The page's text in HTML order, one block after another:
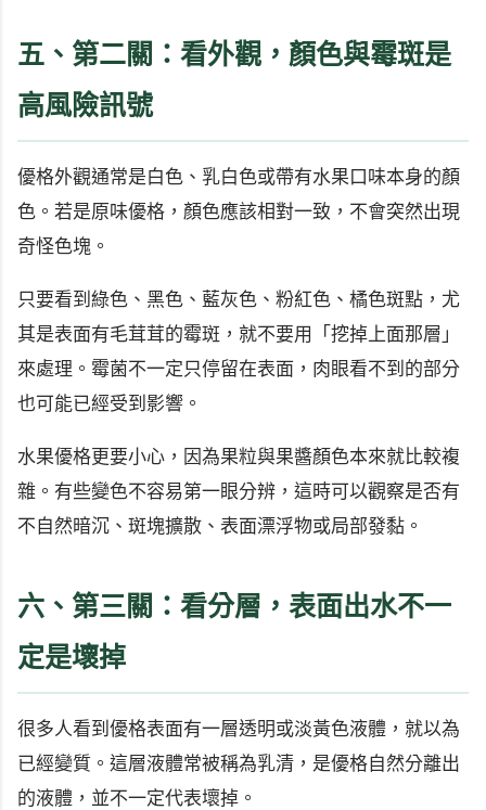
五、第二關：看外觀，顏色與霉斑是
高風險訊號
優格外觀通常是白色、乳白色或帶有水果口味本身的顏
色。若是原味優格，顏色應該相對一致，不會突然出現
奇怪色塊。
只要看到綠色、黑色、藍灰色、粉紅色、橘色斑點，尤
其是表面有毛茸茸的霉斑，就不要用「挖掉上面那層」
來處理。霉菌不一定只停留在表面，肉眼看不到的部分
也可能已經受到影響。
水果優格更要小心，因為果粒與果醬顏色本來就比較複
雜。有些變色不容易第一眼分辨，這時可以觀察是否有
不自然暗沉、斑塊擴散、表面漂浮物或局部發黏。
六、第三關：看分層，表面出水不一
定是壞掉
很多人看到優格表面有一層透明或淡黃色液體，就以為
已經變質。這層液體常被稱為乳清，是優格自然分離出
的液體，並不一定代表壞掉。